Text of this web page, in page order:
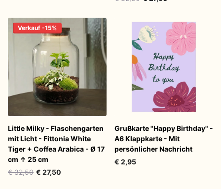
Verkauf -15%
Little Milky - Flaschengarten
mit Licht - Fittonia White
Tiger + Coffea Arabica - Ø 17
cm ↑ 25 cm
€ 32,50 € 27,50
Grußkarte "Happy Birthday" -
A6 Klappkarte - Mit
persönlicher Nachricht
€ 2,95